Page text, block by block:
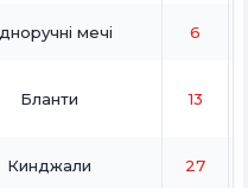
мечі 6
Бланти 13
Кинджали 27